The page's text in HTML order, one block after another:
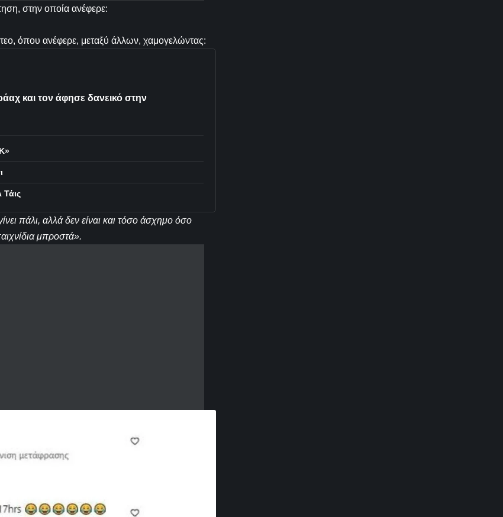
στην οποία ανέφερε:
όπου ανέφερε, μεταξύ άλλων, χαμογελώντας:
και τον άφησε δανεικό στην
Τάις
πάλι, αλλά δεν είναι και τόσο άσχημο όσο
μπροστά».